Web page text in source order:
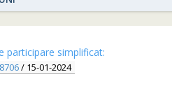
participare simplificat:
/ 15-01-2024